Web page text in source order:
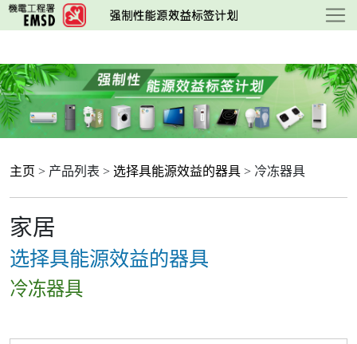
跳
至
要
内
容
主页 > 产品列表 > 选择具能源效益的器具 > 冷冻器具
家居
选择具能源效益的器具
冷冻器具